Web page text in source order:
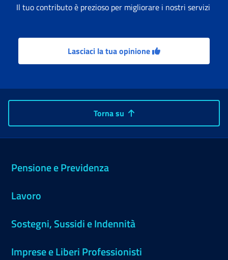
Il tuo contributo è prezioso per migliorare i nostri servizi
Lasciaci la tua opinione
Torna su
Pensione e Previdenza
Lavoro
Sostegni, Sussidi e Indennità
Imprese e Liberi Professionisti